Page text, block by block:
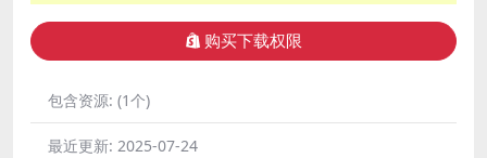
购买下载权限
包含资源: (1个)
最近更新: 2025-07-24